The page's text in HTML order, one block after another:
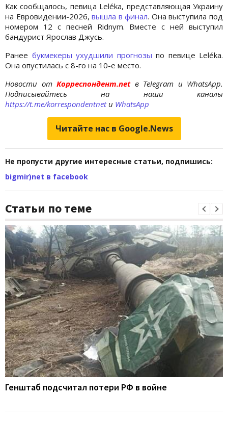
Как сообщалось, певица Leléka, представляющая Украину
на Евровидении-2026,вышла в финал. Она выступила под
номером 12 с песней Ridnym. Вместе с ней выступил
бандурист Ярослав Джусь.
Ранее букмекеры ухудшили прогнозы по певице Leléka.
Она опустилась с 8-го на 10-е место.
Новости отКорреспондент.net в Telegram и WhatsApp.
Подписывайтесь на наши каналы
https://t.me/korrespondentnetи WhatsApp
Читайте нас в Google.News
Не пропусти другие интересные статьи, подпишись:
bigmir)net в facebook
Статьи по теме
Генштаб подсчитал потери РФ в войне